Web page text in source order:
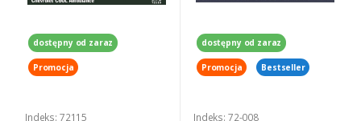
dostępny od zaraz
Promocja
Indeks: 72115
dostępny od zaraz
Promocja Bestseller
Indeks: 72-008